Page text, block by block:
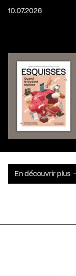
10.07.2026
En découvrir plus